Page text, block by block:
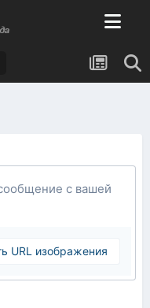
с вашей
URL изображения